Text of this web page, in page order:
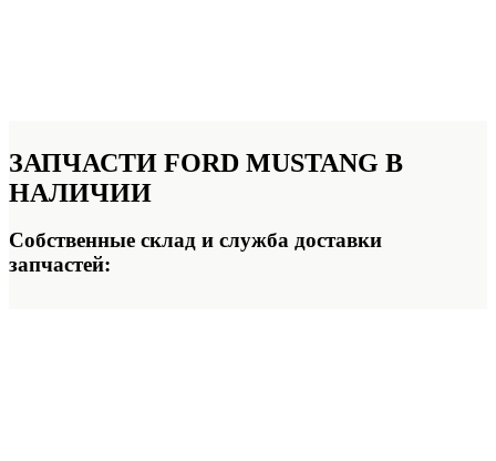
ЗАПЧАСТИ FORD MUSTANG В
НАЛИЧИИ
Собственные склад и служба доставки
запчастей: